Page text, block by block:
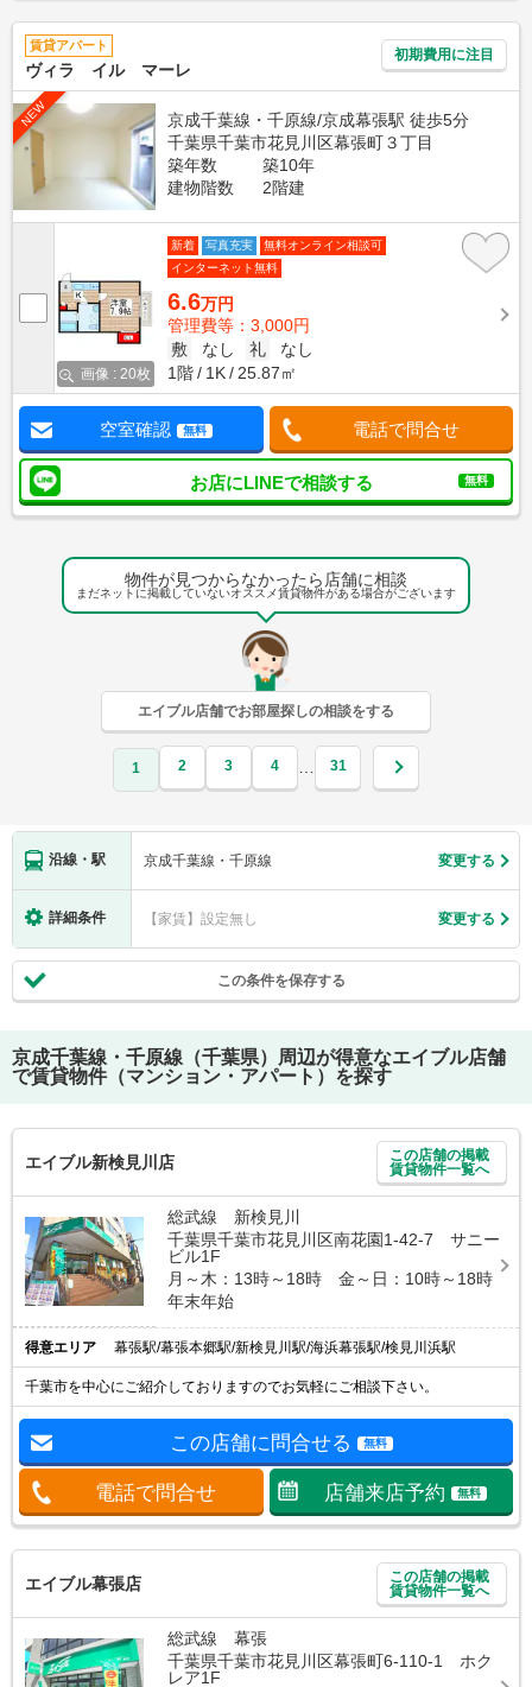
賃貸アパート
ヴィラ イル マーレ
初期費用に注目
NEW
京成千葉線・千原線/京成幕張駅 徒歩5分
千葉県千葉市花見川区幕張町３丁目
築年数
築10年
建物階数
2階建
画像 : 20枚
新着 写真充実
無料オンライン相談可
インターネット無料
6.6万円
管理費等：3,000円
敷
なし 礼
なし
1階
1K 25.87㎡
空室確認 無料 電話で問合せ
お店にLINEで相談する 無料
物件が見つからなかったら店舗に相談
まだネットに掲載していないオススメ賃貸物件がある場合がございます
エイブル店舗でお部屋探しの相談をする
1 2 3 4 … 31
沿線・駅 京成千葉線・千原線 変更する
詳細条件 【家賃】設定無し 変更する
この条件を保存する
京成千葉線・千原線（千葉県）
周辺が得意なエイブル店舗
で賃貸物件（マンション・アパート）を探す
エイブル新検見川店
この店舗の掲載
賃貸物件一覧へ
総武線 新検見川
千葉県千葉市花見川区南花園1-42-7 サニー
ビル1F
月～木：13時～18時 金～日：10時～18時
年末年始
得意エリア 幕張駅/幕張本郷駅/新検見川駅/海浜幕張駅/検見川浜駅
千葉市を中心にご紹介しておりますのでお気軽にご相談下さい。
この店舗に問合せる 無料
電話で問合せ 店舗来店予約 無料
エイブル幕張店
この店舗の掲載
賃貸物件一覧へ
総武線 幕張
千葉県千葉市花見川区幕張町6-110-1 ホク
レア1F